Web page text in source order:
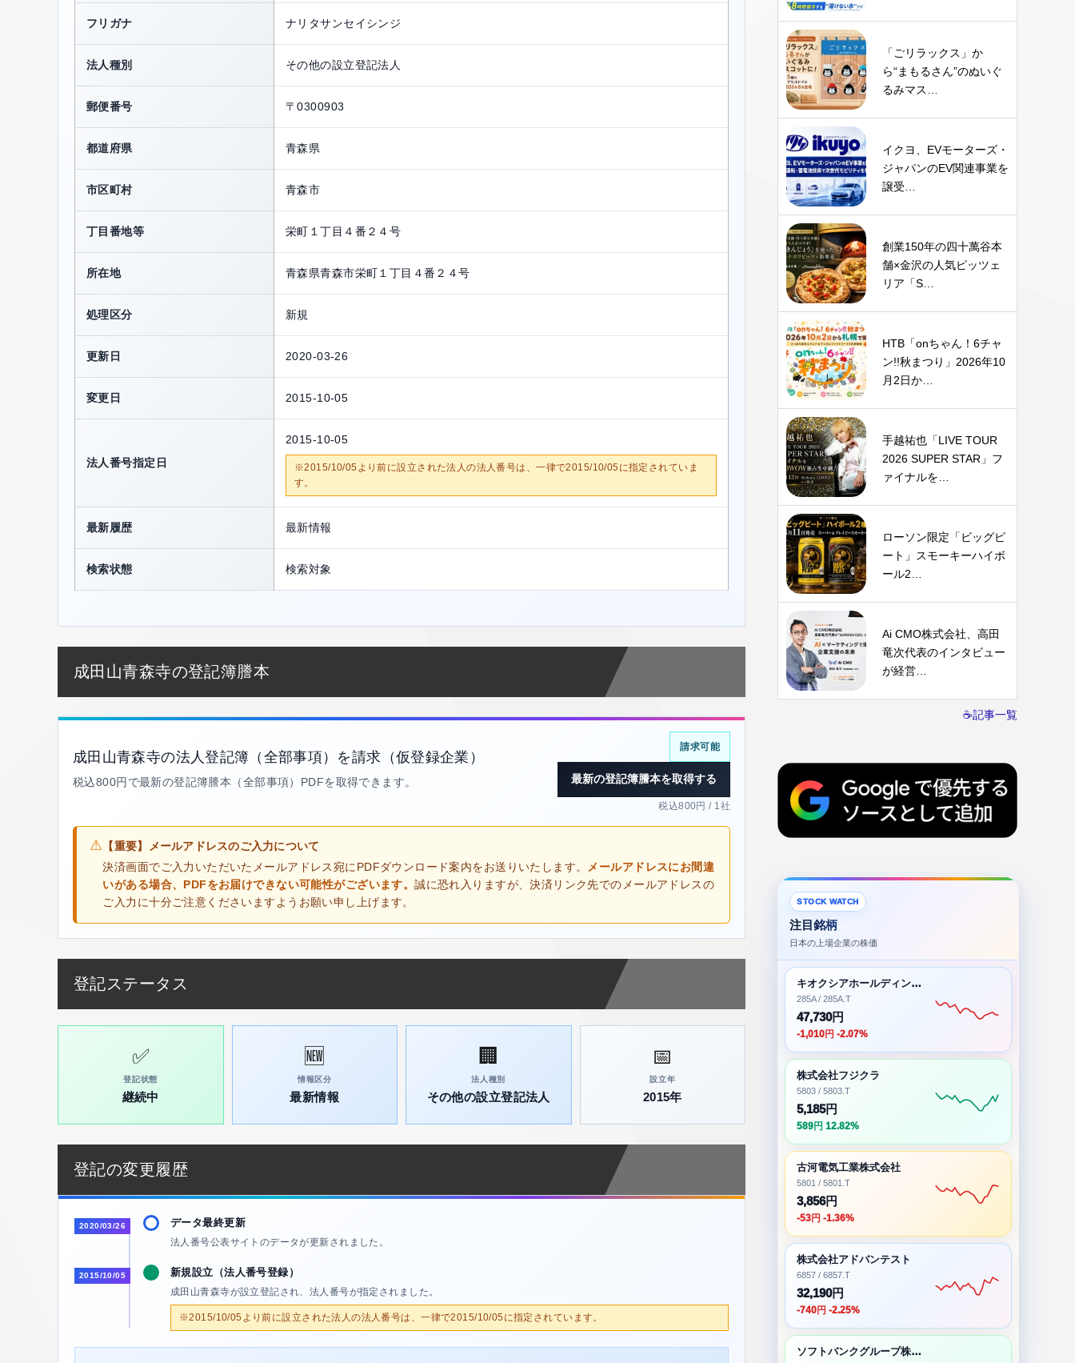
フリガナ ナリタサンセイシンジ
法人種別 その他の設立登記法人
郵便番号 〒0300903
都道府県 青森県
市区町村 青森市
丁目番地等 栄町１丁目４番２４号
所在地 青森県青森市栄町１丁目４番２４号
処理区分 新規
更新日 2020-03-26
変更日 2015-10-05
法人番号指定日
2015-10-05
※2015/10/05より前に設立された法人の法人番号は、一律で2015/10/05に指定されていま
す。
最新履歴 最新情報
検索状態 検索対象
成田山青森寺の登記簿謄本
成田山青森寺の法人登記簿（全部事項）を請求（仮登録企業）
税込800円で最新の登記簿謄本（全部事項）PDFを取得できます。
請求可能
最新の登記簿謄本を取得する
税込800円 / 1社
⚠ 【重要】メールアドレスのご入力について
決済画面でご入力いただいたメールアドレス宛にPDFダウンロード案内をお送りいたします。 メールアドレスにお間違
いがある場合、PDFをお届けできない可能性がございます。誠に恐れ入りますが、決済リンク先でのメールアドレスの
ご入力に十分ご注意くださいますようお願い申し上げます。
登記ステータス
✅
登記状態
継続中
🆕
情報区分
最新情報
🏢
法人種別
その他の設立登記法人
📅
設立年
2015年
登記の変更履歴
2020/03/26 データ最終更新
法人番号公表サイトのデータが更新されました。
2015/10/05 新規設立（法人番号登録）
成田山青森寺が設立登記され、法人番号が指定されました。
※2015/10/05より前に設立された法人の法人番号は、一律で2015/10/05に指定されています。
「ごリラックス」か
ら“まもるさん”のぬいぐ
るみマス…
イクヨ、EVモーターズ・
ジャパンのEV関連事業を
譲受…
創業150年の四十萬谷本
舗×金沢の人気ピッツェ
リア「S…
HTB「onちゃん！6チャ
ン!!秋まつり」2026年10
月2日か…
手越祐也「LIVE TOUR
2026 SUPER STAR」フ
ァイナルを…
ローソン限定「ビッグピ
ート」スモーキーハイボ
ール2…
Ai CMO株式会社、高田
竜次代表のインタビュー
が経営…
☕記事一覧
STOCK WATCH
注目銘柄
日本の上場企業の株価
キオクシアホールディングス株式会社
285A / 285A.T
47,730円
-1,010円 -2.07%
株式会社フジクラ
5803 / 5803.T
5,185円
589円 12.82%
古河電気工業株式会社
5801 / 5801.T
3,856円
-53円 -1.36%
株式会社アドバンテスト
6857 / 6857.T
32,190円
-740円 -2.25%
ソフトバンクグループ株式会社